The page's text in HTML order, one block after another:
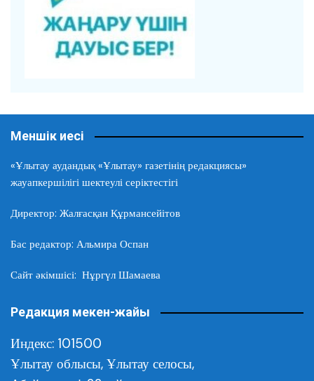
Меншік иесі
«Ұлытау аудандық «Ұлытау» газетінің редакциясы»
жауапкершілігі шектеулі серіктестігі
Директор: Жалғасқан Құрмансейітов
Бас редактор: Альмира Оспан
Сайт әкімшісі: Нұргүл Шамаева
Редакция мекен-жайы
Индекс: 101500
Ұлытау облысы, Ұлытау селосы,